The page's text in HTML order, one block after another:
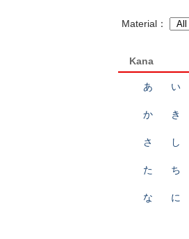
Material
Kana
あ い
か き
さ し
た ち
な に